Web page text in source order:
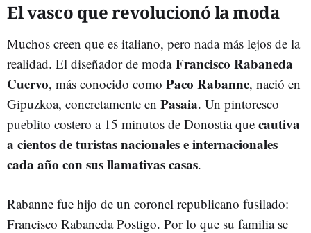
El vasco que revolucionó la moda
Muchos creen que es italiano, pero nada más lejos de la
realidad. El diseñador de moda Francisco Rabaneda
Cuervo, más conocido como Paco Rabanne, nació en
Gipuzkoa, concretamente en Pasaia. Un pintoresco
pueblito costero a 15 minutos de Donostia que cautiva
a cientos de turistas nacionales e internacionales
cada año con sus llamativas casas.
Rabanne fue hijo de un coronel republicano fusilado:
Francisco Rabaneda Postigo. Por lo que su familia se